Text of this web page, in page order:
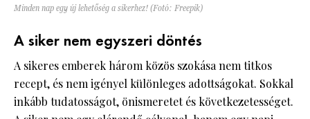
Minden nap egy új lehetőség a sikerhez! (Fotó: Freepik)
A siker nem egyszeri döntés
A sikeres emberek három közös szokása nem titkos
recept, és nem igényel különleges adottságokat. Sokkal
inkább tudatosságot, önismeretet és következetességet.